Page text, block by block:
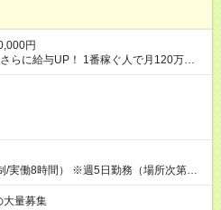
円
らに給与UP！ 1番稼ぐ人で月120万ほ
＞ ■月収50万
)※元建築関係 1日150個配達×25日勤務
/実働8時間） ※週5日勤務（場所次第で
況によって時間外での勤務可能性有り ※
り ※配達が完了次第、帰社OKです
大量募集